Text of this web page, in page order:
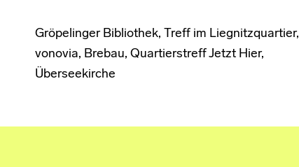
Gröpelinger Bibliothek, Treff im Liegnitzquartier,
vonovia, Brebau, Quartierstreff Jetzt Hier,
Überseekirche